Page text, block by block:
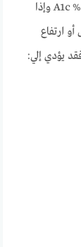
وله متوسط طبيعي حيث يجب أن ينحسر ما بين 4-6 % A1c وإذا
ارتفاع
يؤدي إلي: